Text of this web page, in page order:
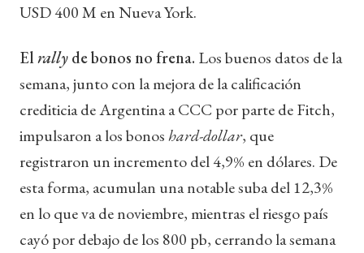
USD 400 M en Nueva York.
Elrallyde bonos no frena. Los buenos datos de la
semana, junto con la mejora de la calificación
crediticia de Argentina a CCC por parte de Fitch,
impulsaron a los bonoshard-dollar, que
registraron un incremento del 4,9% en dólares. De
esta forma, acumulan una notable suba del 12,3%
en lo que va de noviembre, mientras el riesgo país
cayó por debajo de los 800 pb, cerrando la semana